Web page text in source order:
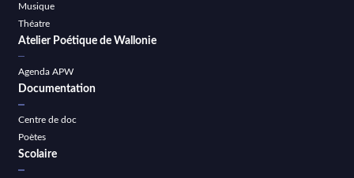
Musique
Théatre
Atelier Poétique de Wallonie
Agenda APW
Documentation
Centre de doc
Poètes
Scolaire